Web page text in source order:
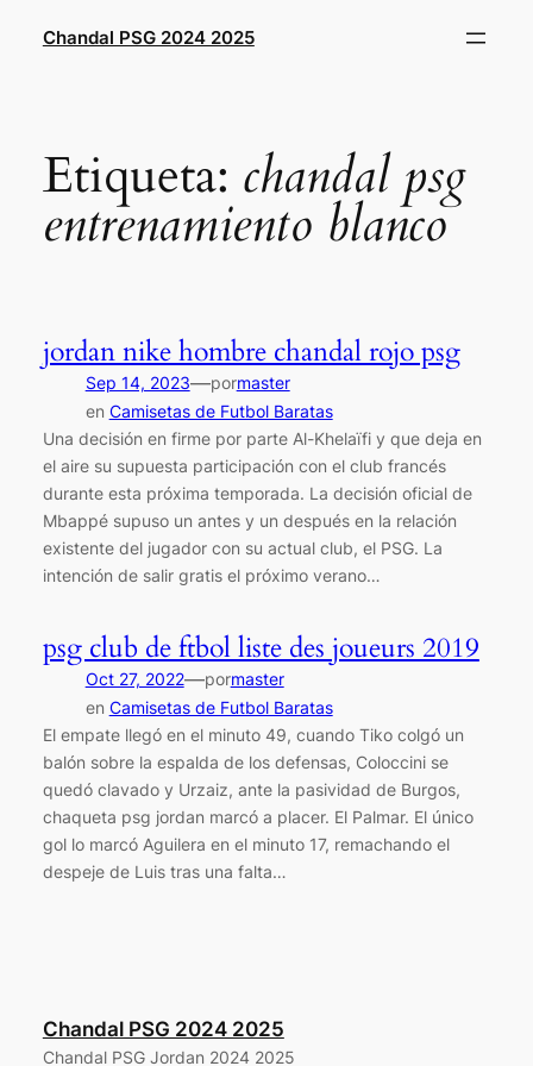
Chandal PSG 2024 2025
Etiqueta: chandal psg
entrenamiento blanco
jordan nike hombre chandal rojo psg
Sep 14, 2023—pormaster
en Camisetas de Futbol Baratas
Una decisión en firme por parte Al-Khelaïfi y que deja en
el aire su supuesta participación con el club francés
durante esta próxima temporada. La decisión oficial de
Mbappé supuso un antes y un después en la relación
existente del jugador con su actual club, el PSG. La
intención de salir gratis el próximo verano…
psg club de ftbol liste des joueurs 2019
Oct 27, 2022—pormaster
en Camisetas de Futbol Baratas
El empate llegó en el minuto 49, cuando Tiko colgó un
balón sobre la espalda de los defensas, Coloccini se
quedó clavado y Urzaiz, ante la pasividad de Burgos,
chaqueta psg jordan marcó a placer. El Palmar. El único
gol lo marcó Aguilera en el minuto 17, remachando el
despeje de Luis tras una falta…
Chandal PSG 2024 2025
Chandal PSG Jordan 2024 2025